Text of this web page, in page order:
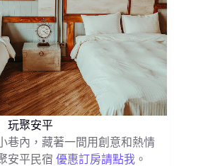
玩聚安平
巷內，藏著一間用創意和熱情
安平民宿優惠訂房請點我 。